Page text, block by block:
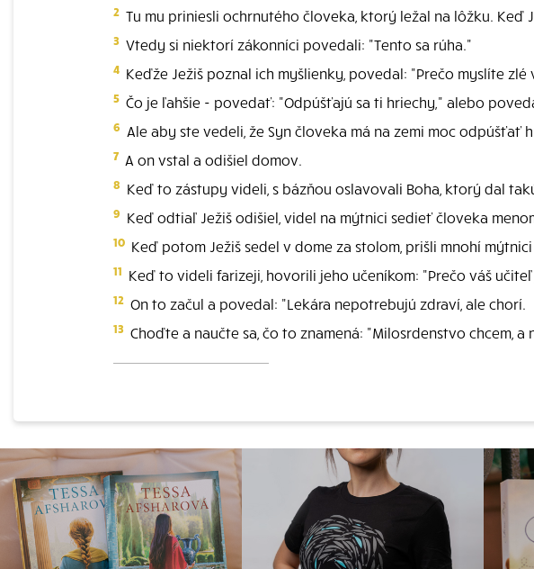
2 Tu mu priniesli ochrnutého človeka, ktorý ležal na lôžku. Keď
3 Vtedy si niektorí zákonníci povedali: "Tento sa rúha."
4 Keďže Ježiš poznal ich myšlienky, povedal: "Prečo myslíte zlé
5 Čo je ľahšie - povedať: "Odpúšťajú sa ti hriechy," alebo
6 Ale aby ste vedeli, že Syn človeka má na zemi moc
7 A on vstal a odišiel domov.
8 Keď to zástupy videli, s bázňou oslavovali Boha, ktorý dal
9 Keď odtiaľ Ježiš odišiel, videl na mýtnici sedieť človeka
10 Keď potom Ježiš sedel v dome za stolom, prišli mnohí
11 Keď to videli farizeji, hovorili jeho učeníkom: "Prečo váš
12 On to začul a povedal: "Lekára nepotrebujú zdraví, ale chorí.
13 Choďte a naučte sa, čo to znamená: "Milosrdenstvo chcem,